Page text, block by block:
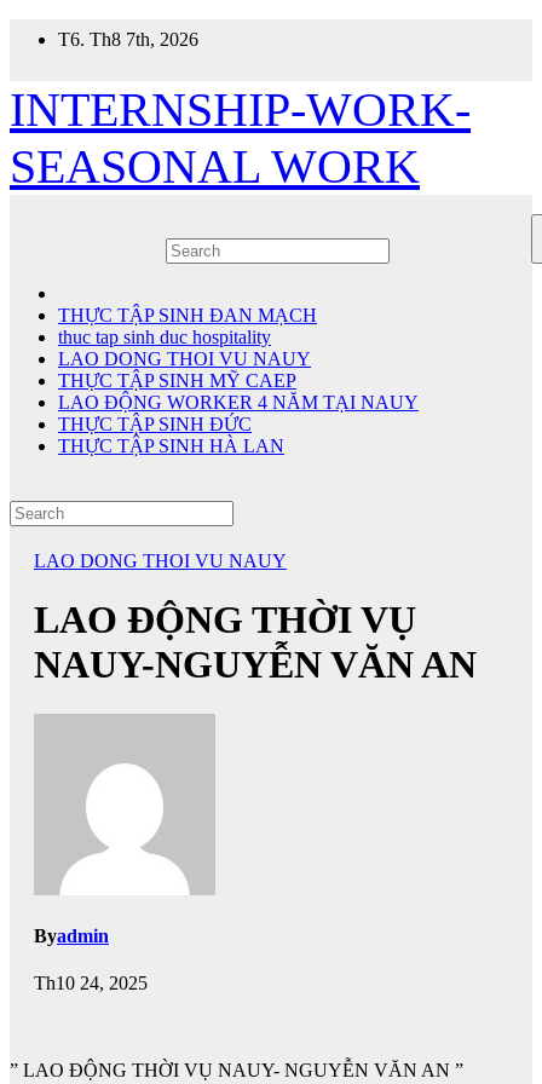
T6. Th8 7th, 2026
INTERNSHIP-WORK-
SEASONAL WORK
THỰC TẬP SINH ĐAN MẠCH
thuc tap sinh duc hospitality
LAO DONG THOI VU NAUY
THỰC TẬP SINH MỸ CAEP
LAO ĐỘNG WORKER 4 NĂM TẠI NAUY
THỰC TẬP SINH ĐỨC
THỰC TẬP SINH HÀ LAN
LAO DONG THOI VU NAUY
LAO ĐỘNG THỜI VỤ
NAUY-NGUYỄN VĂN AN
Byadmin
Th10 24, 2025
” LAO ĐỘNG THỜI VỤ NAUY- NGUYỄN VĂN AN ”